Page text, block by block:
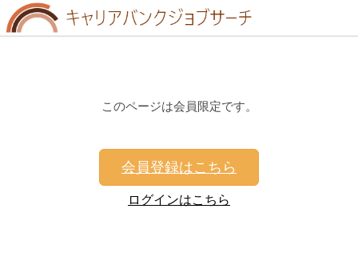
このページは会員限定です。
会員登録はこちら
ログインはこちら